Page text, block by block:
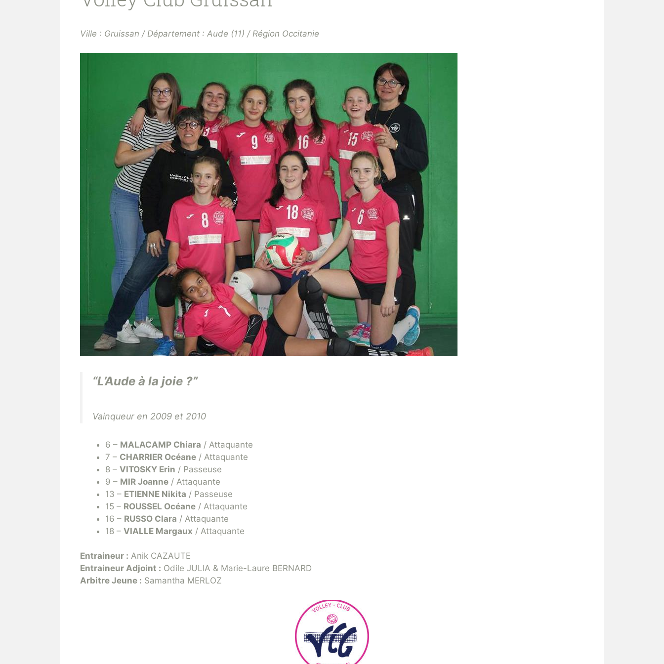
Ville : Gruissan / Département : Aude (11) / Région Occitanie
“L’Aude à la joie ?”
Vainqueur en 2009 et 2010
6 – MALACAMP Chiara / Attaquante
7 – CHARRIER Océane / Attaquante
8 – VITOSKY Erin / Passeuse
9 – MIR Joanne / Attaquante
13 – ETIENNE Nikita / Passeuse
15 – ROUSSEL Océane / Attaquante
16 – RUSSO Clara / Attaquante
18 – VIALLE Margaux / Attaquante
Entraineur : Anik CAZAUTE
Entraineur Adjoint : Odile JULIA & Marie-Laure BERNARD
Arbitre Jeune : Samantha MERLOZ